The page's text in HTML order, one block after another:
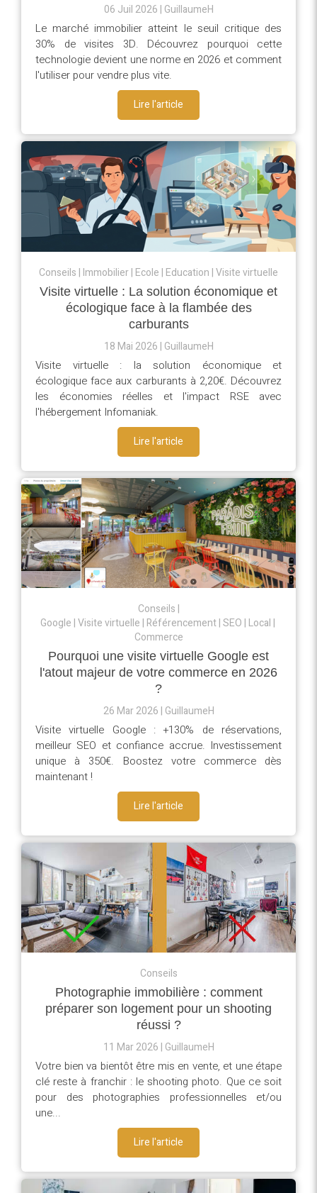
06 Juil 2026 GuillaumeH
Le marché immobilier atteint le seuil critique des
30% de visites 3D. Découvrez pourquoi cette
technologie devient une norme en 2026 et comment
l'utiliser pour vendre plus vite.
Lire l'article
Conseils Immobilier Ecole Education Visite virtuelle
Visite virtuelle : La solution économique et
écologique face à la flambée des
carburants
18 Mai 2026 GuillaumeH
Visite virtuelle : la solution économique et
écologique face aux carburants à 2,20€. Découvrez
les économies réelles et l'impact RSE avec
l'hébergement Infomaniak.
Lire l'article
Conseils
Google Visite virtuelle Référencement SEO Local
Commerce
Pourquoi une visite virtuelle Google est
l'atout majeur de votre commerce en 2026
?
26 Mar 2026 GuillaumeH
Visite virtuelle Google : +130% de réservations,
meilleur SEO et confiance accrue. Investissement
unique à 350€. Boostez votre commerce dès
maintenant !
Lire l'article
Conseils
Photographie immobilière : comment
préparer son logement pour un shooting
réussi ?
11 Mar 2026 GuillaumeH
Votre bien va bientôt être mis en vente, et une étape
clé reste à franchir : le shooting photo. Que ce soit
pour des photographies professionnelles et/ou
une...
Lire l'article